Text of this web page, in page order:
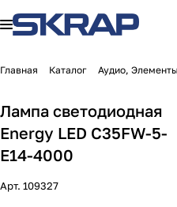
Главная Каталог Аудио,
Лампа светодиодная
Energy LED С35FW-5-
E14-4000
Арт. 109327